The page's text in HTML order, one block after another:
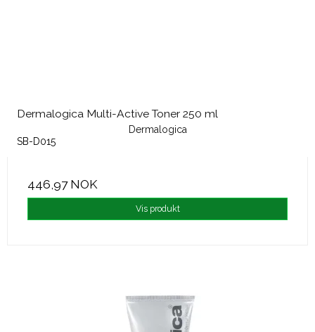
Dermalogica Multi-Active Toner 250 ml
Dermalogica
SB-D015
446,97 NOK
Vis produkt